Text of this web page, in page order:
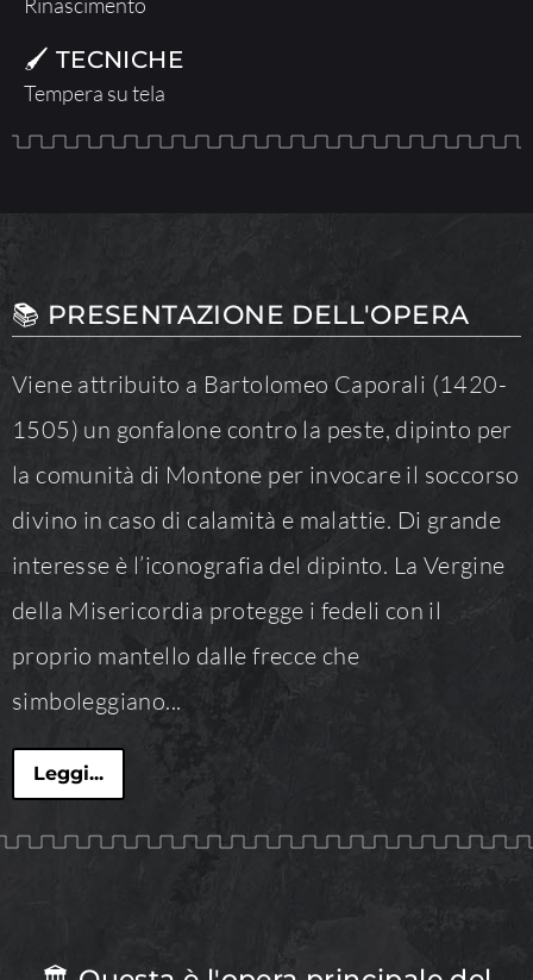
🖌 TECNICHE
Tempera su tela
📚 PRESENTAZIONE DELL'OPERA
Viene attribuito a Bartolomeo Caporali (1420-
1505) un gonfalone contro la peste, dipinto per
la comunità di Montone per invocare il soccorso
divino in caso di calamità e malattie. Di grande
interesse è l’iconografia del dipinto. La Vergine
della Misericordia protegge i fedeli con il
proprio mantello dalle frecce che
simboleggiano...
Leggi...